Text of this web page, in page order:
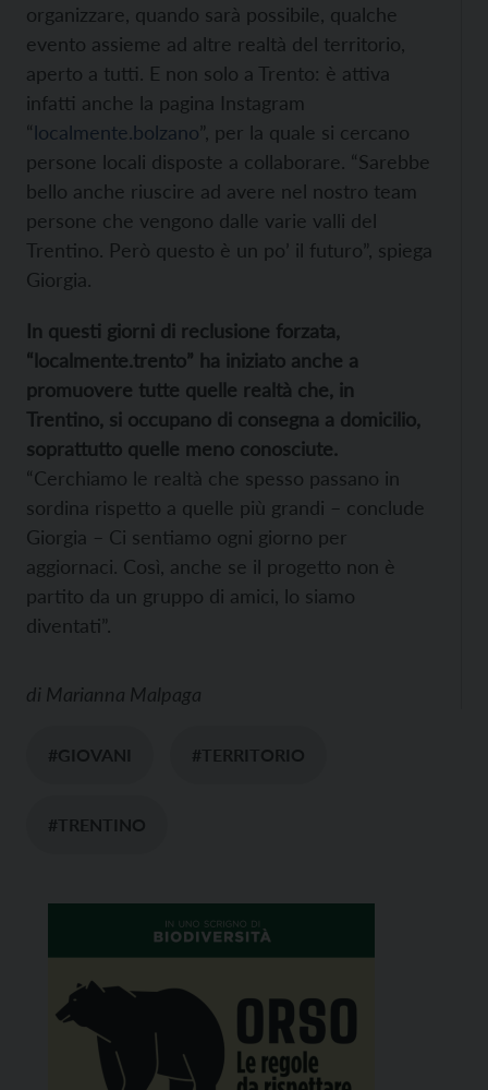
organizzare, quando sarà possibile, qualche
evento assieme ad altre realtà del territorio,
aperto a tutti. E non solo a Trento: è attiva
infatti anche la pagina Instagram
“localmente.bolzano”, per la quale si cercano
persone locali disposte a collaborare. “Sarebbe
bello anche riuscire ad avere nel nostro team
persone che vengono dalle varie valli del
Trentino. Però questo è un po’ il futuro”, spiega
Giorgia.
In questi giorni di reclusione forzata,
“localmente.trento” ha iniziato anche a
promuovere tutte quelle realtà che, in
Trentino, si occupano di consegna a domicilio,
soprattutto quelle meno conosciute.
“Cerchiamo le realtà che spesso passano in
sordina rispetto a quelle più grandi – conclude
Giorgia – Ci sentiamo ogni giorno per
aggiornaci. Così, anche se il progetto non è
partito da un gruppo di amici, lo siamo
diventati”.
di Marianna Malpaga
#GIOVANI #TERRITORIO
#TRENTINO